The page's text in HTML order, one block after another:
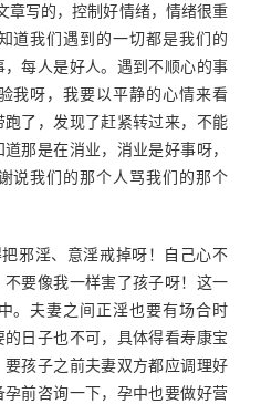
章写的，控制好情绪，情绪很重
道我们遇到的一切都是我们的
每人是好人。遇到不顺心的事
我呀，我要以平静的心情来看
了，发现了赶紧转过来，不能
那是在消业，消业是好事呀，
说我们的那个人骂我们的那个
邪淫、意淫戒掉呀！自己心不
要像我一样害了孩子呀！这一
。夫妻之间正淫也要有场合时
日子也不可，具体得看寿康宝
孩子之前夫妻双方都应调理好
前咨询一下，孕中也要做好营